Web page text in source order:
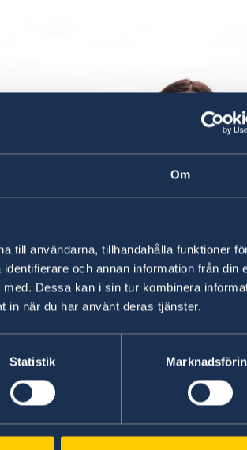
Om
till användarna, tillhandahålla funktioner
och annan information från din
Dessa kan i sin tur kombinera
in när du har använt deras tjänster.
Statistik
möjlighet att presentera